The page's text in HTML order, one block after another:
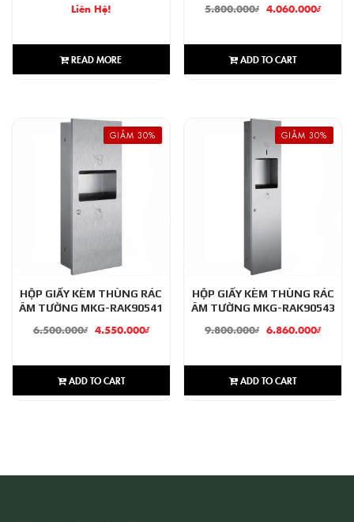
Liên Hệ!
READ MORE
5.800.000₫ 4.060.000₫
ADD TO CART
GIẢM 30%
HỘP GIẤY KÈM THÙNG RÁC
ÂM TƯỜNG MKG-RAK90541
6.500.000₫ 4.550.000₫
ADD TO CART
GIẢM 30%
HỘP GIẤY KÈM THÙNG RÁC
ÂM TƯỜNG MKG-RAK90543
9.800.000₫ 6.860.000₫
ADD TO CART